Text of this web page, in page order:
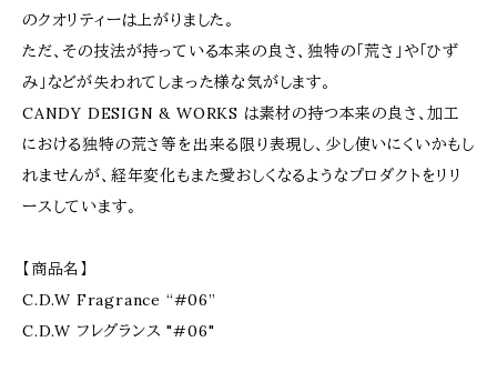
のクオリティーは上がりました。
ただ、その技法が持っている本来の良さ、独特の「荒さ」や「ひず
み」などが失われてしまった様な気がします。
CANDY DESIGN & WORKS は素材の持つ本来の良さ、加工
における独特の荒さ等を出来る限り表現し、少し使いにくいかもし
れませんが、経年変化もまた愛おしくなるようなプロダクトをリリ
ースしています。
【商品名】
C.D.W Fragrance “#06”
C.D.W フレグランス "#06"